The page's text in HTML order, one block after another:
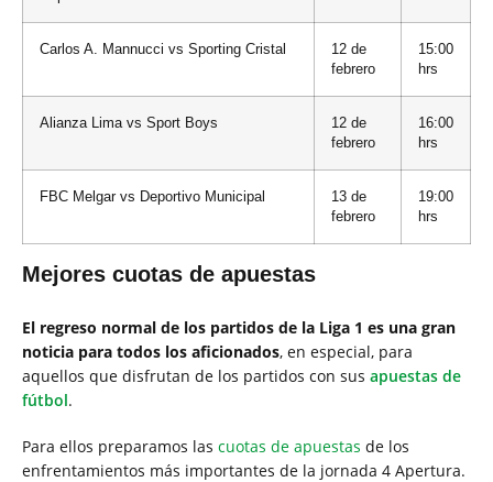
Carlos A. Mannucci vs Sporting Cristal
12 de
febrero
15:00
hrs
Alianza Lima vs Sport Boys
12 de
febrero
16:00
hrs
FBC Melgar vs Deportivo Municipal
13 de
febrero
19:00
hrs
Mejores cuotas de apuestas
El regreso normal de los partidos de la Liga 1 es una gran
noticia para todos los aficionados, en especial, para
aquellos que disfrutan de los partidos con sus apuestas de
fútbol.
Para ellos preparamos las cuotas de apuestas de los
enfrentamientos más importantes de la jornada 4 Apertura.